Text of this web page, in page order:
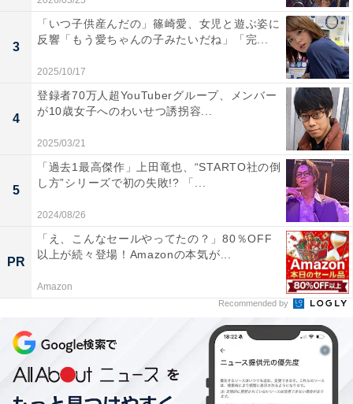
3
「いつ子供産んだの」篠崎愛、女児と遊ぶ姿に
反響「もう愛ちゃんの子みたいだね」「完...
2025/10/17
4
登録者70万人超YouTuberグループ、メンバー
が10歳女子へのわいせつ誘拐容...
2025/03/21
5
「過去1最高傑作」上田竜也、“STARTO社の倒
し方”シリーズで初の失敗!? 「...
2024/08/26
PR
「え、こんなセールやってたの？」80％OFF
以上が続々登場！Amazonの本気が...
Amazon
Recommended by